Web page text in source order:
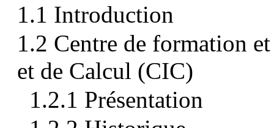
1.1 Introduction
1.2 Centre de formation
et de Calcul (CIC)
1.2.1 Présentation